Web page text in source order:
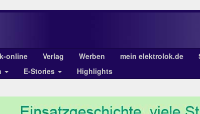
online Verlag Werben mein elektrolok.de
E-Stories Highlights